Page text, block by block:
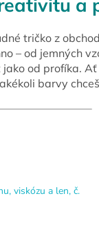
tričko z
– od jemných
od profíka.
barvy
viskózu a len, č.